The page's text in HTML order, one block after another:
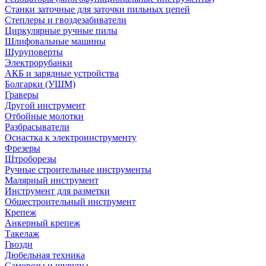
Станки заточные для заточки пильных цепей
Степлеры и гвоздезабиватели
Циркулярные ручные пилы
Шлифовальные машины
Шуруповерты
Электрорубанки
АКБ и зарядные устройства
Болгарки (УШМ)
Граверы
Другой инструмент
Отбойные молотки
Разбрасыватели
Оснастка к электроинструменту
Фрезеры
Штроборезы
Ручные строительные инструменты
Малярный инструмент
Инструмент для разметки
Общестроительный инструмент
Крепеж
Анкерный крепеж
Такелаж
Гвозди
Дюбельная техника